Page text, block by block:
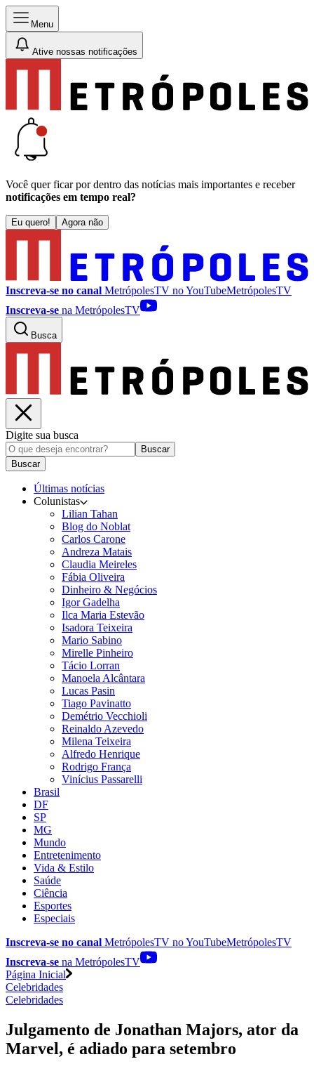
Menu
Ative nossas notificações
Você quer ficar por dentro das notícias mais importantes e receber
notificações em tempo real?
Eu quero! Agora não
Inscreva-se no canal MetrópolesTV noYouTubeMetrópolesTV
Inscreva-se na MetrópolesTV
Busca
Digite sua busca
Buscar
Buscar
Últimas notícias
Colunistas
Lilian Tahan
Blog do Noblat
Carlos Carone
Andreza Matais
Claudia Meireles
Fábia Oliveira
Dinheiro & Negócios
Igor Gadelha
Ilca Maria Estevão
Isadora Teixeira
Mario Sabino
Mirelle Pinheiro
Tácio Lorran
Manoela Alcântara
Lucas Pasin
Tiago Pavinatto
Demétrio Vecchioli
Reinaldo Azevedo
Milena Teixeira
Alfredo Henrique
Rodrigo França
Vinícius Passarelli
Brasil
DF
SP
MG
Mundo
Entretenimento
Vida & Estilo
Saúde
Ciência
Esportes
Especiais
Inscreva-se no canal MetrópolesTV noYouTubeMetrópolesTV
Inscreva-se na MetrópolesTV
Página Inicial
Celebridades
Celebridades
Julgamento de Jonathan Majors, ator da
Marvel, é adiado para setembro